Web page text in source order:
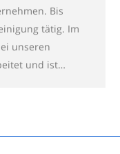
Bis
tätig. Im
unseren
und ist…